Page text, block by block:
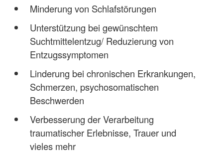
Minderung von Schlafstörungen
Unterstützung bei gewünschtem
Suchtmittelentzug/ Reduzierung von
Entzugssymptomen
Linderung bei chronischen Erkrankungen,
Schmerzen, psychosomatischen
Beschwerden
Verbesserung der Verarbeitung
traumatischer Erlebnisse, Trauer und
vieles mehr